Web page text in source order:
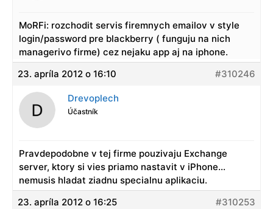
MoRFi: rozchodit servis firemnych emailov v style
login/password pre blackberry ( funguju na nich
managerivo firme) cez nejaku app aj na iphone.
23. apríla 2012 o 16:10
#310246
Drevoplech
Účastník
Pravdepodobne v tej firme pouzivaju Exchange
server, ktory si vies priamo nastavit v iPhone…
nemusis hladat ziadnu specialnu aplikaciu.
23. apríla 2012 o 16:25
#310253